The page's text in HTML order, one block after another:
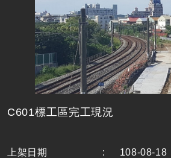
C601標工區完工現況
上架日期 :
108-08-18